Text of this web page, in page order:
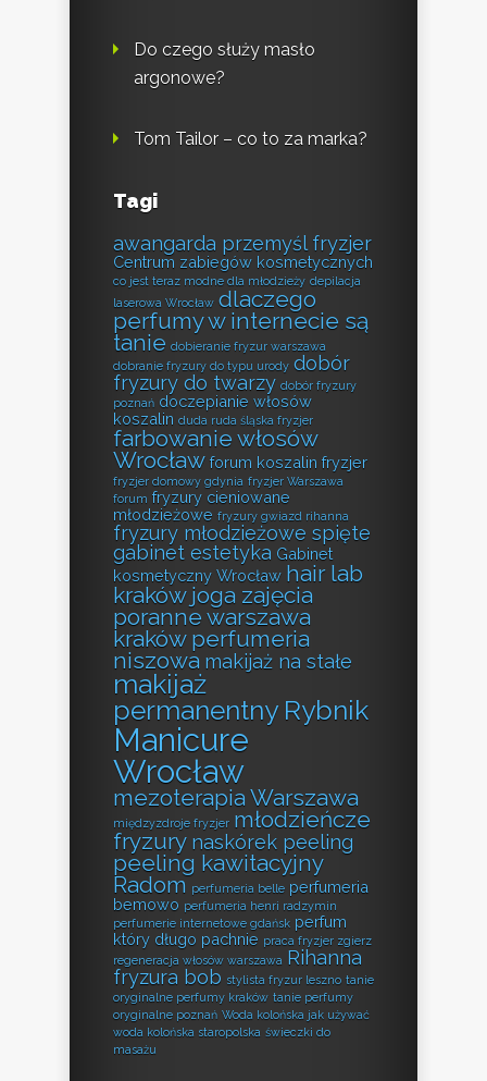
Do czego służy masło
argonowe?
Tom Tailor – co to za marka?
Tagi
awangarda przemyśl fryzjer
Centrum zabiegów kosmetycznych
co jest teraz modne dla młodzieży depilacja
laserowa Wrocław dlaczego
perfumy w internecie są
tanie dobieranie fryzur warszawa
dobranie fryzury do typu urody dobór
fryzury do twarzy dobór fryzury
poznań doczepianie włosów
koszalin duda ruda śląska fryzjer
farbowanie włosów
Wrocław forum koszalin fryzjer
fryzjer domowy gdynia fryzjer Warszawa
forum fryzury cieniowane
młodzieżowe fryzury gwiazd rihanna
fryzury młodzieżowe spięte
gabinet estetyka Gabinet
kosmetyczny Wrocław hair lab
kraków joga zajęcia
poranne warszawa
kraków perfumeria
niszowa makijaż na stałe
makijaż
permanentny Rybnik
Manicure
Wrocław
mezoterapia Warszawa
międzyzdroje fryzjer młodzieńcze
fryzury naskórek peeling
peeling kawitacyjny
Radom perfumeria belle perfumeria
bemowo perfumeria henri radzymin
perfumerie internetowe gdańsk perfum
który długo pachnie praca fryzjer zgierz
regeneracja włosów warszawa Rihanna
fryzura bob stylista fryzur leszno tanie
oryginalne perfumy kraków tanie perfumy
oryginalne poznań Woda kolońska jak używać
woda kolońska staropolska świeczki do
masażu